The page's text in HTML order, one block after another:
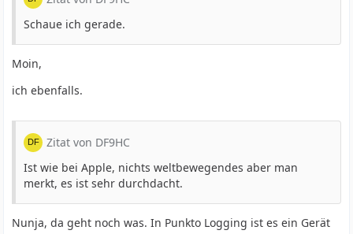
Schaue ich gerade.
Moin,
ich ebenfalls.
Zitat von DF9HC
Ist wie bei Apple, nichts weltbewegendes aber man
merkt, es ist sehr durchdacht.
Nunja, da geht noch was. In Punkto Logging ist es ein Gerät